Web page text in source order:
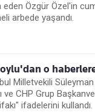
Özgür Özel'in
arbede yaşandı.
o
Milletvekili Süleyman
ve CHP Grup
ifadelerini kullandı.